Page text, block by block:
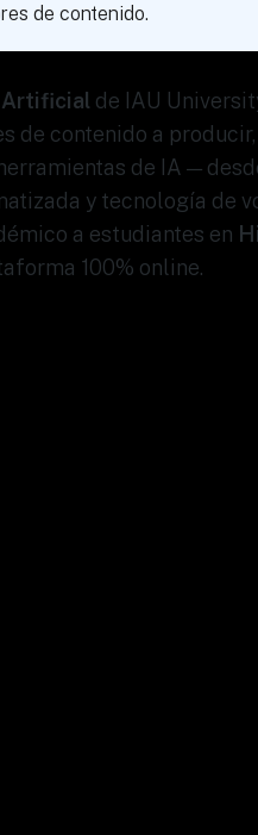
de contenido.
Artificial de IAU
de contenido a
de IA —
y tecnología de
a estudiantes en
100% online.